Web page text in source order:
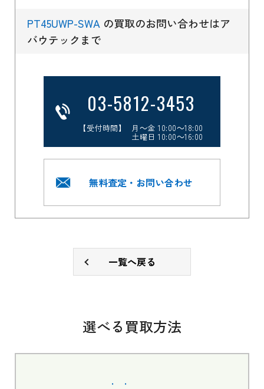
PT45UWP-SWA の買取のお問い合わせはア
バウテックまで
03-5812-3453
【受付時間】 月～金 10:00～18:00
土曜日 10:00～16:00
無料査定・お問い合わせ
一覧へ戻る
選べる買取方法